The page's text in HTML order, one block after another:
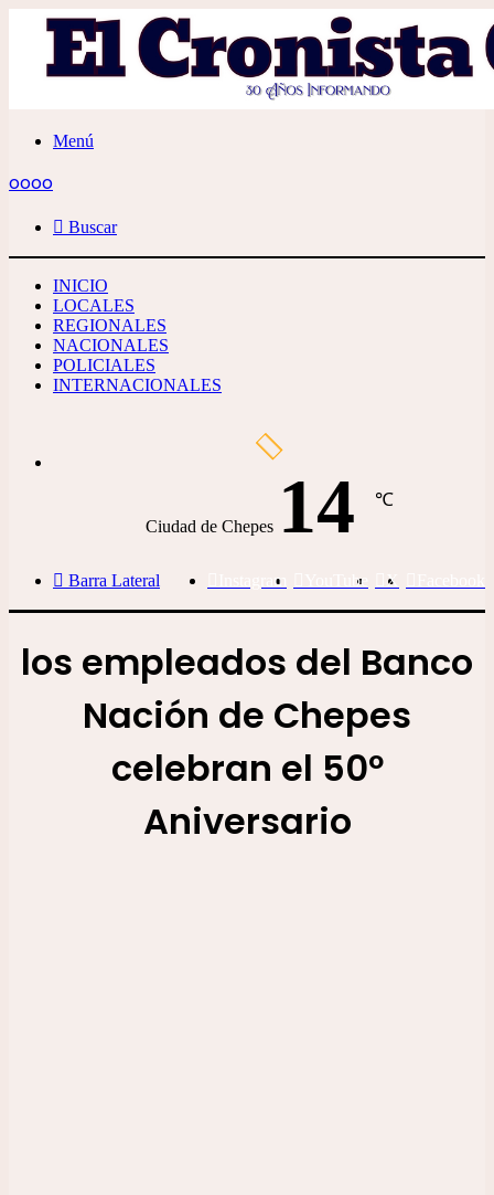
Menú
oooo
Buscar
INICIO
LOCALES
REGIONALES
NACIONALES
POLICIALES
INTERNACIONALES
Ciudad de Chepes 14 ℃
X
YouTube
Instagram
Barra Lateral
los empleados del Banco
Nación de Chepes
celebran el 50º
Aniversario